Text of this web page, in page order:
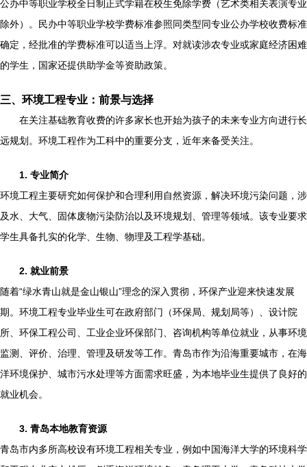
公办中等职业学校全日制正式学籍在校生免除学费（艺术类相关表演专业
除外）。民办中等职业学校学费标准参照同类型同专业公办学校收费标准
确定，经批准的学费标准可以适当上浮。对就读涉农专业或家庭经济困难
的学生，国家还提供助学金等资助政策。
三、环境工程专业：前景与选择
在关注基础教育收费的许多家长也开始为孩子的未来专业方向进行长
远规划。环境工程作为工科中的重要分支，近年来备受关注。
1. 专业简介
环境工程主要研究如何保护和合理利用自然资源，解决环境污染问题，涉
及水、大气、固体废物污染防治以及环境规划、管理等领域。该专业要求
学生具备扎实的化学、生物、物理及工程学基础。
2. 就业前景
随着“绿水青山就是金山银山”理念的深入贯彻，环保产业迎来快速发展
期。环境工程专业毕业生可在政府部门（环保局、规划局等）、设计院
所、环保工程公司、工业企业环保部门、咨询机构等单位就业，从事环境
监测、评价、治理、管理及研发等工作。青岛市作为沿海重要城市，在海
洋环境保护、城市污水处理等方面需求旺盛，为本地毕业生提供了良好的
就业机会。
3. 青岛本地教育资源
青岛市内多所高校设有环境工程相关专业，例如中国海洋大学的环境科学